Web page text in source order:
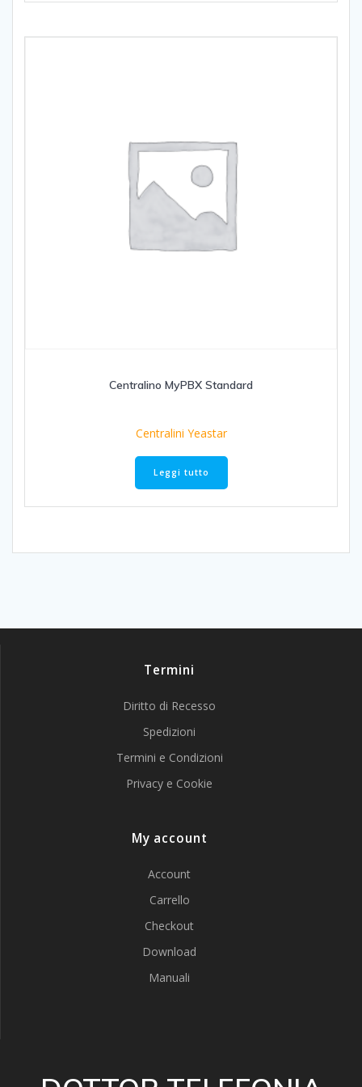
Centralino MyPBX Standard
Centralini Yeastar
Leggi tutto
Termini
Diritto di Recesso
Spedizioni
Termini e Condizioni
Privacy e Cookie
My account
Account
Carrello
Checkout
Download
Manuali